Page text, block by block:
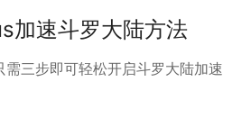
加速斗罗大陆方法
三步即可轻松开启斗罗大陆加速